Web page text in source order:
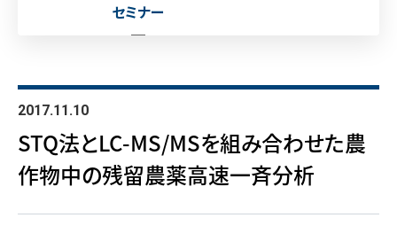
セミナー
2017.11.10
STQ法とLC-MS/MSを組み合わせた農
作物中の残留農薬高速一斉分析